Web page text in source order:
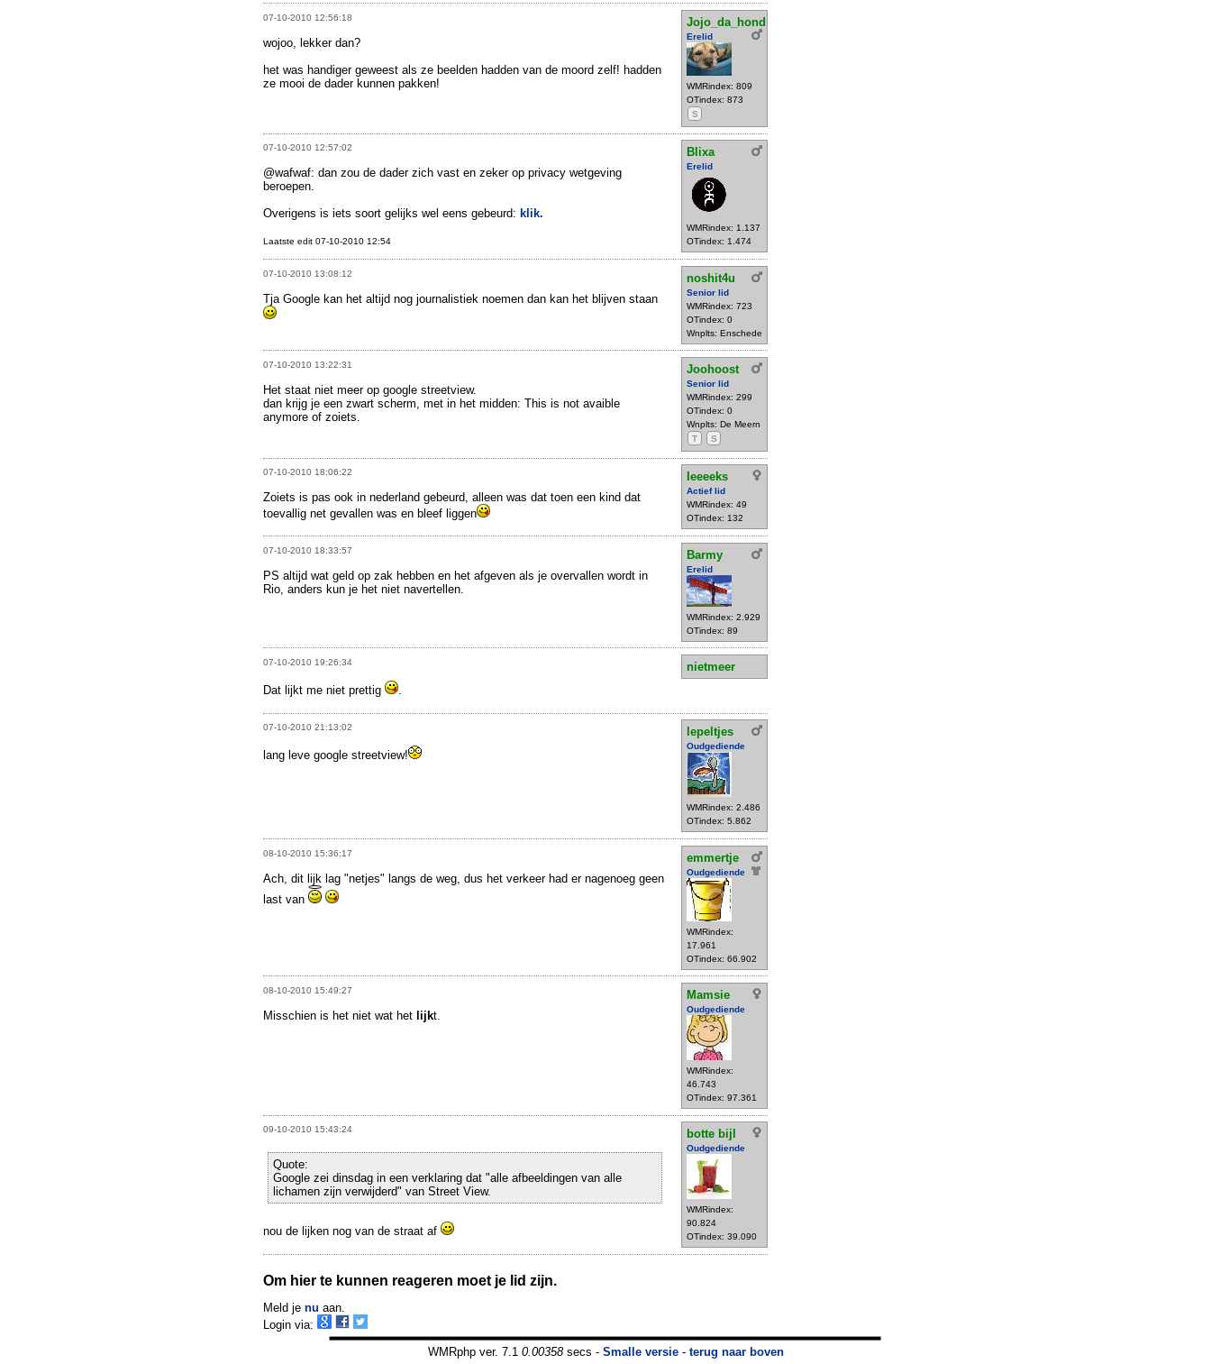
07-10-2010 12:56:18 Jojo_da_hond
Erelid
WMRindex: 809
OTindex: 873
S
wojoo, lekker dan?
het was handiger geweest als ze beelden hadden van de moord zelf! hadden
ze mooi de dader kunnen pakken!
07-10-2010 12:57:02 Blixa
Erelid
WMRindex: 1.137
OTindex: 1.474
@wafwaf: dan zou de dader zich vast en zeker op privacy wetgeving
beroepen.
Overigens is iets soort gelijks wel eens gebeurd: klik.
Laatste edit 07-10-2010 12:54
07-10-2010 13:08:12 noshit4u
Senior lid
WMRindex: 723
OTindex: 0
Wnplts: Enschede
Tja Google kan het altijd nog journalistiek noemen dan kan het blijven staan
07-10-2010 13:22:31 Joohoost
Senior lid
WMRindex: 299
OTindex: 0
Wnplts: De Meern
T
S
Het staat niet meer op google streetview.
dan krijg je een zwart scherm, met in het midden: This is not avaible
anymore of zoiets.
07-10-2010 18:06:22 Ieeeeks
Actief lid
WMRindex: 49
OTindex: 132
Zoiets is pas ook in nederland gebeurd, alleen was dat toen een kind dat
toevallig net gevallen was en bleef liggen
07-10-2010 18:33:57 Barmy
Erelid
WMRindex: 2.929
OTindex: 89
PS altijd wat geld op zak hebben en het afgeven als je overvallen wordt in
Rio, anders kun je het niet navertellen.
07-10-2010 19:26:34
nietmeer
Dat lijkt me niet prettig
07-10-2010 21:13:02 lepeltjes
Oudgediende
WMRindex: 2.486
OTindex: 5.862
lang leve google streetview!
08-10-2010 15:36:17 emmertje
Oudgediende
WMRindex:
17.961
OTindex: 66.902
Ach, dit lijk lag "netjes" langs de weg, dus het verkeer had er nagenoeg geen
last van
08-10-2010 15:49:27 Mamsie
Oudgediende
WMRindex:
46.743
OTindex: 97.361
Misschien is het niet wat het lijkt.
09-10-2010 15:43:24 botte bijl
Oudgediende
WMRindex:
90.824
OTindex: 39.090
Quote:
Google zei dinsdag in een verklaring dat "alle afbeeldingen van alle
lichamen zijn verwijderd" van Street View.
nou de lijken nog van de straat af
Om hier te kunnen reageren moet je lid zijn.
Meld je nu aan.
Login via:
WMRphp ver. 7.1 0.00358secs - Smalle versie- terug naar boven